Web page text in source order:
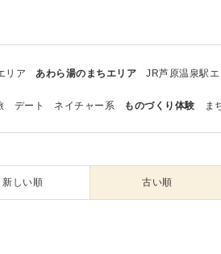
リア あわら湯のまちエリア JR芦原温泉駅エ
デート ネイチャー系 ものづくり体験 ま
新しい順 古い順